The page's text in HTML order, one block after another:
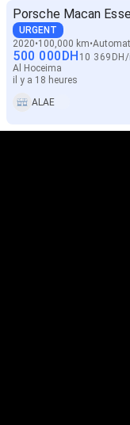
Porsche Macan
URGENT
2020 100,000 km
500 000DH 10 369 DH/
Al Hoceima
il y a 18 heures
ALAE